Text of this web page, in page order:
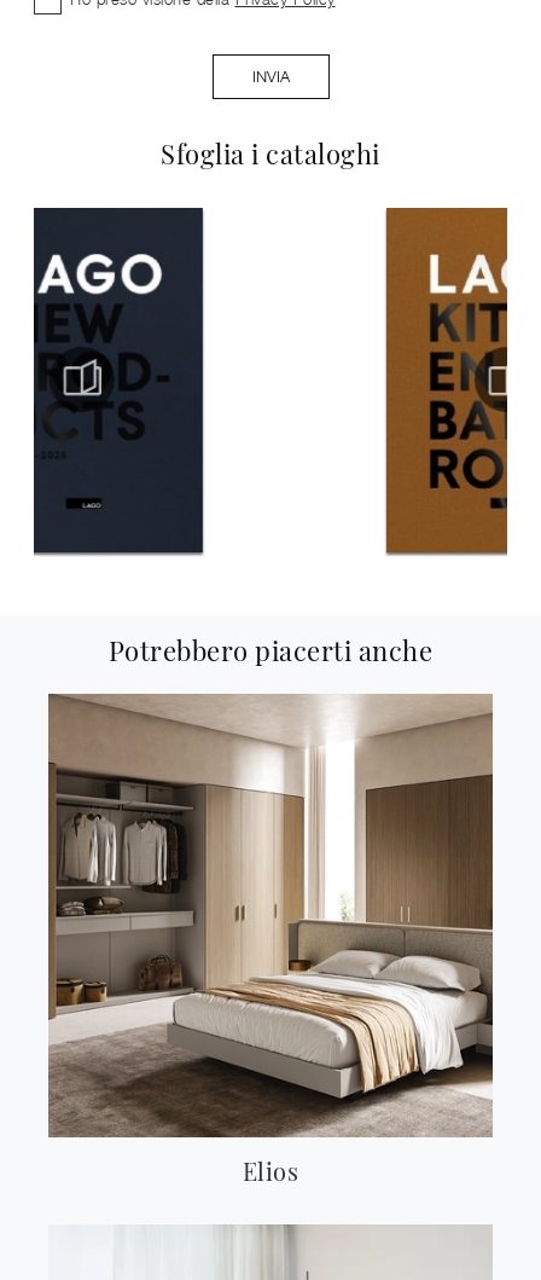
Sfoglia i cataloghi
INVIA
Potrebbero piacerti anche
Elios